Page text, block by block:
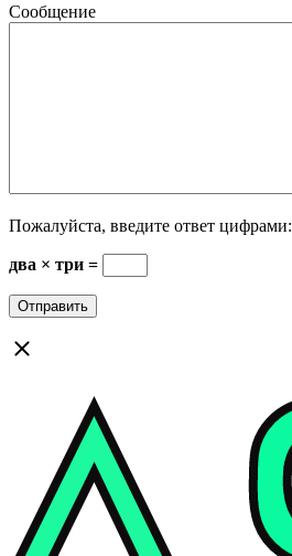
Сообщение
Пожалуйста, введите ответ цифрами:
два × три =